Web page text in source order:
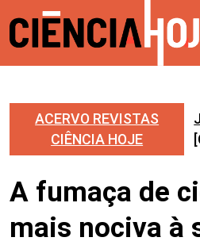
ACERVO REVISTAS
CIÊNCIA HOJE
A fumaça de
mais nociva à